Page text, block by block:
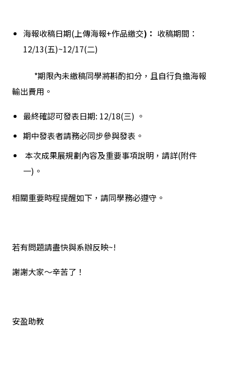
海報收稿日期(上傳海報+作品繳交) ： 收稿期間：
12/13(五)~12/17(二)
*期限內未繳稿同學將斟酌扣分，且自行負擔海報
輸出費用。
最終確認可發表日期: 12/18(三) 。
期中發表者請務必同步參與發表。
本次成果展規劃內容及重要事項說明，請詳(附件
一)。
相關重要時程提醒如下，請同學務必遵守。
若有問題請盡快與系辦反映~!
謝謝大家～辛苦了！
安盈助教